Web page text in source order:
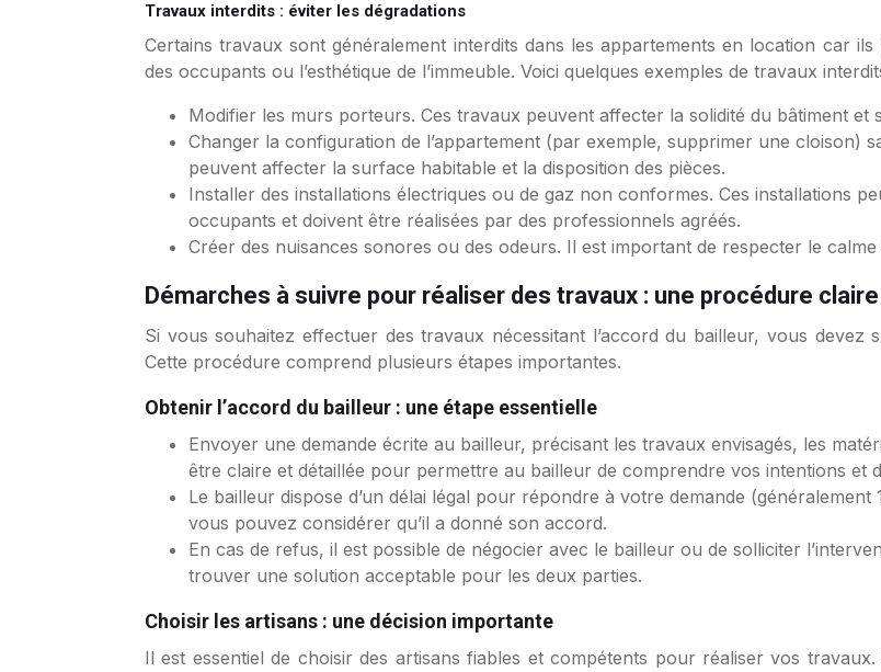
Travaux interdits : éviter les dégradations
Certains travaux sont généralement interdits dans les appartements en location car
des occupants ou l’esthétique de l’immeuble. Voici quelques exemples de travaux
Modifier les murs porteurs. Ces travaux peuvent affecter la solidité du bâtiment et
Changer la configuration de l’appartement (par exemple, supprimer une cloison)
peuvent affecter la surface habitable et la disposition des pièces.
Installer des installations électriques ou de gaz non conformes. Ces installations
occupants et doivent être réalisées par des professionnels agréés.
Créer des nuisances sonores ou des odeurs. Il est important de respecter le
Démarches à suivre pour réaliser des travaux : une procédure claire
Si vous souhaitez effectuer des travaux nécessitant l’accord du bailleur, vous
Cette procédure comprend plusieurs étapes importantes.
Obtenir l’accord du bailleur : une étape essentielle
Envoyer une demande écrite au bailleur, précisant les travaux envisagés, les
être claire et détaillée pour permettre au bailleur de comprendre vos intentions et
Le bailleur dispose d’un délai légal pour répondre à votre demande
vous pouvez considérer qu’il a donné son accord.
En cas de refus, il est possible de négocier avec le bailleur ou de solliciter
trouver une solution acceptable pour les deux parties.
Choisir les artisans : une décision importante
Il est essentiel de choisir des artisans fiables et compétents pour réaliser vos